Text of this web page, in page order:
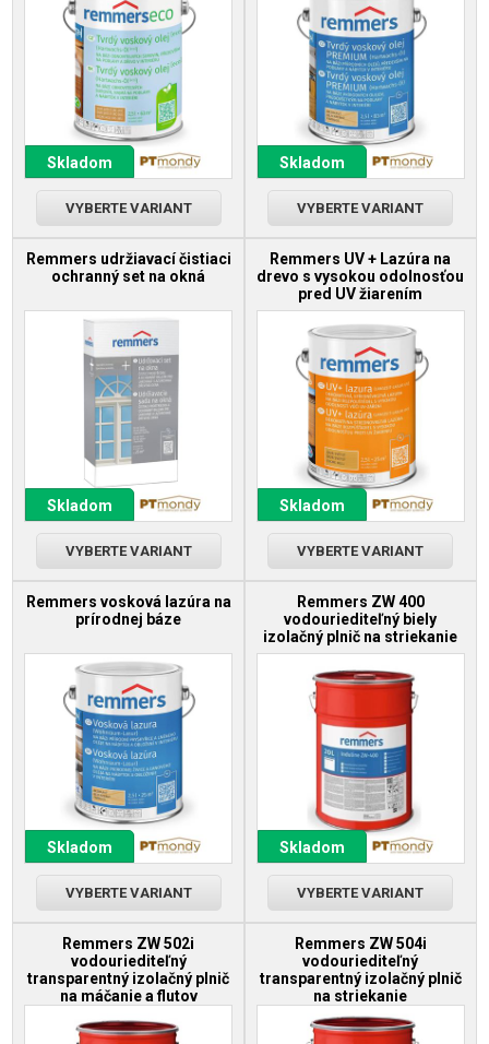
Skladom
VYBERTE VARIANT
Skladom
VYBERTE VARIANT
Remmers udržiavací čistiaci
ochranný set na okná
Skladom
VYBERTE VARIANT
Remmers UV + Lazúra na
drevo s vysokou odolnosťou
pred UV žiarením
Skladom
VYBERTE VARIANT
Remmers vosková lazúra na
prírodnej báze
Skladom
VYBERTE VARIANT
Remmers ZW 400
vodouriediteľný biely
izolačný plnič na striekanie
Skladom
VYBERTE VARIANT
Remmers ZW 502i
vodouriediteľný
transparentný izolačný plnič
na máčanie a flutov
Remmers ZW 504i
vodouriediteľný
transparentný izolačný plnič
na striekanie